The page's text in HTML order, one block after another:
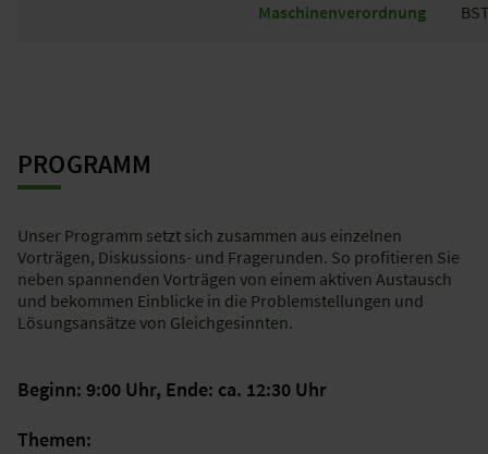
Maschinenverordnung
PROGRAMM
Unser Programm setzt sich zusammen aus einzelnen
Vorträgen, Diskussions- und Fragerunden. So profitieren Sie
neben spannenden Vorträgen von einem aktiven Austausch
und bekommen Einblicke in die Problemstellungen und
Lösungsansätze von Gleichgesinnten.
Beginn: 9:00 Uhr, Ende: ca. 12:30 Uhr
Themen: